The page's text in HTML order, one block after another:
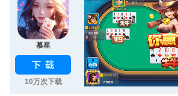
慕星
10万次下载